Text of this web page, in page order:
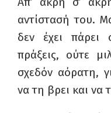
αντίστασή του.
δεν έχει πάρει
πράξεις, ούτε
σχεδόν αόρατη,
να τη βρει και να